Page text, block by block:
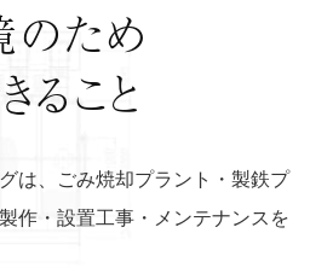
のため
ること
は、ごみ焼却プラント・製鉄プ
作・設置工事・メンテナンスを